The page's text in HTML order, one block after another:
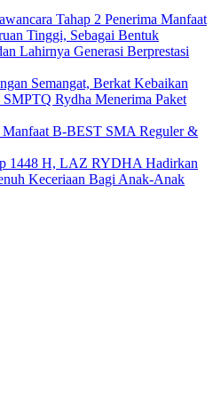
Tahap 2 Penerima Manfaat
Tinggi, Sebagai Bentuk
Lahirnya Generasi Berprestasi
Semangat, Berkat Kebaikan
SMPTQ Rydha Menerima Paket
Manfaat B-BEST SMA Reguler &
1448 H, LAZ RYDHA Hadirkan
Keceriaan Bagi Anak-Anak